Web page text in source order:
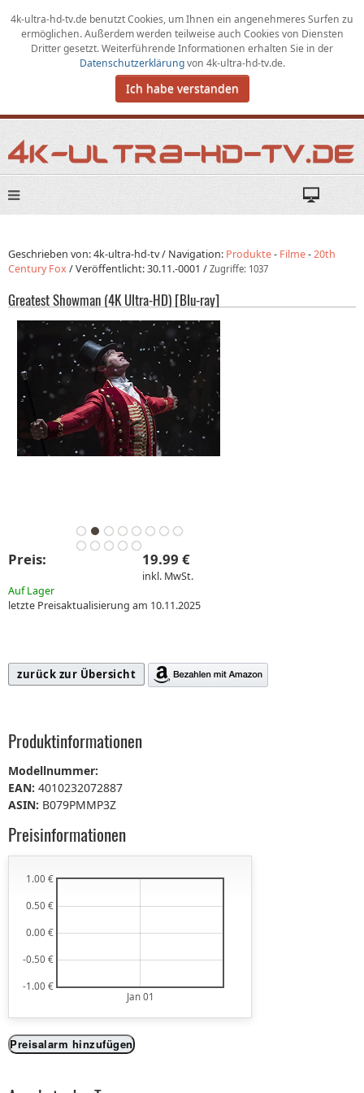
4k-ultra-hd-tv.de benutzt Cookies, umIhnen ein angenehmeres Surfen zu
ermöglichen.Außerdem werden teilweise auch Cookies von Diensten
Dritter gesetzt. Weiterführende Informationen erhalten Sie in der
Datenschutzerklärungvon 4k-ultra-hd-tv.de.
Ich habe verstanden
Geschrieben von: 4k-ultra-hd-tv / Navigation: Produkte- Filme-20th
Century Fox/Veröffentlicht:30.11.-0001 / Zugriffe: 1037
Greatest Showman (4K Ultra-HD) [Blu-ray]
Preis: 19.99 €
inkl. MwSt.
Auf Lager
letzte Preisaktualisierung am 10.11.2025
zurück zur Übersicht
Produktinformationen
Modellnummer:
EAN: 4010232072887
ASIN: B079PMMP3Z
Preisinformationen
Jan 01
-1.00 €
-0.50 €
0.00 €
0.50 €
1.00 €
Preisalarm hinzufügen